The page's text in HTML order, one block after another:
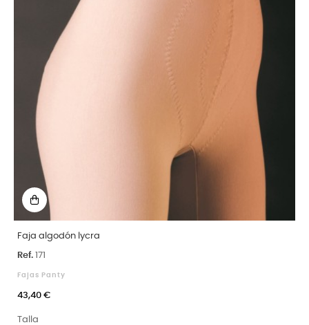
Faja algodón lycra
Ref. 171
Fajas Panty
43,40 €
Talla